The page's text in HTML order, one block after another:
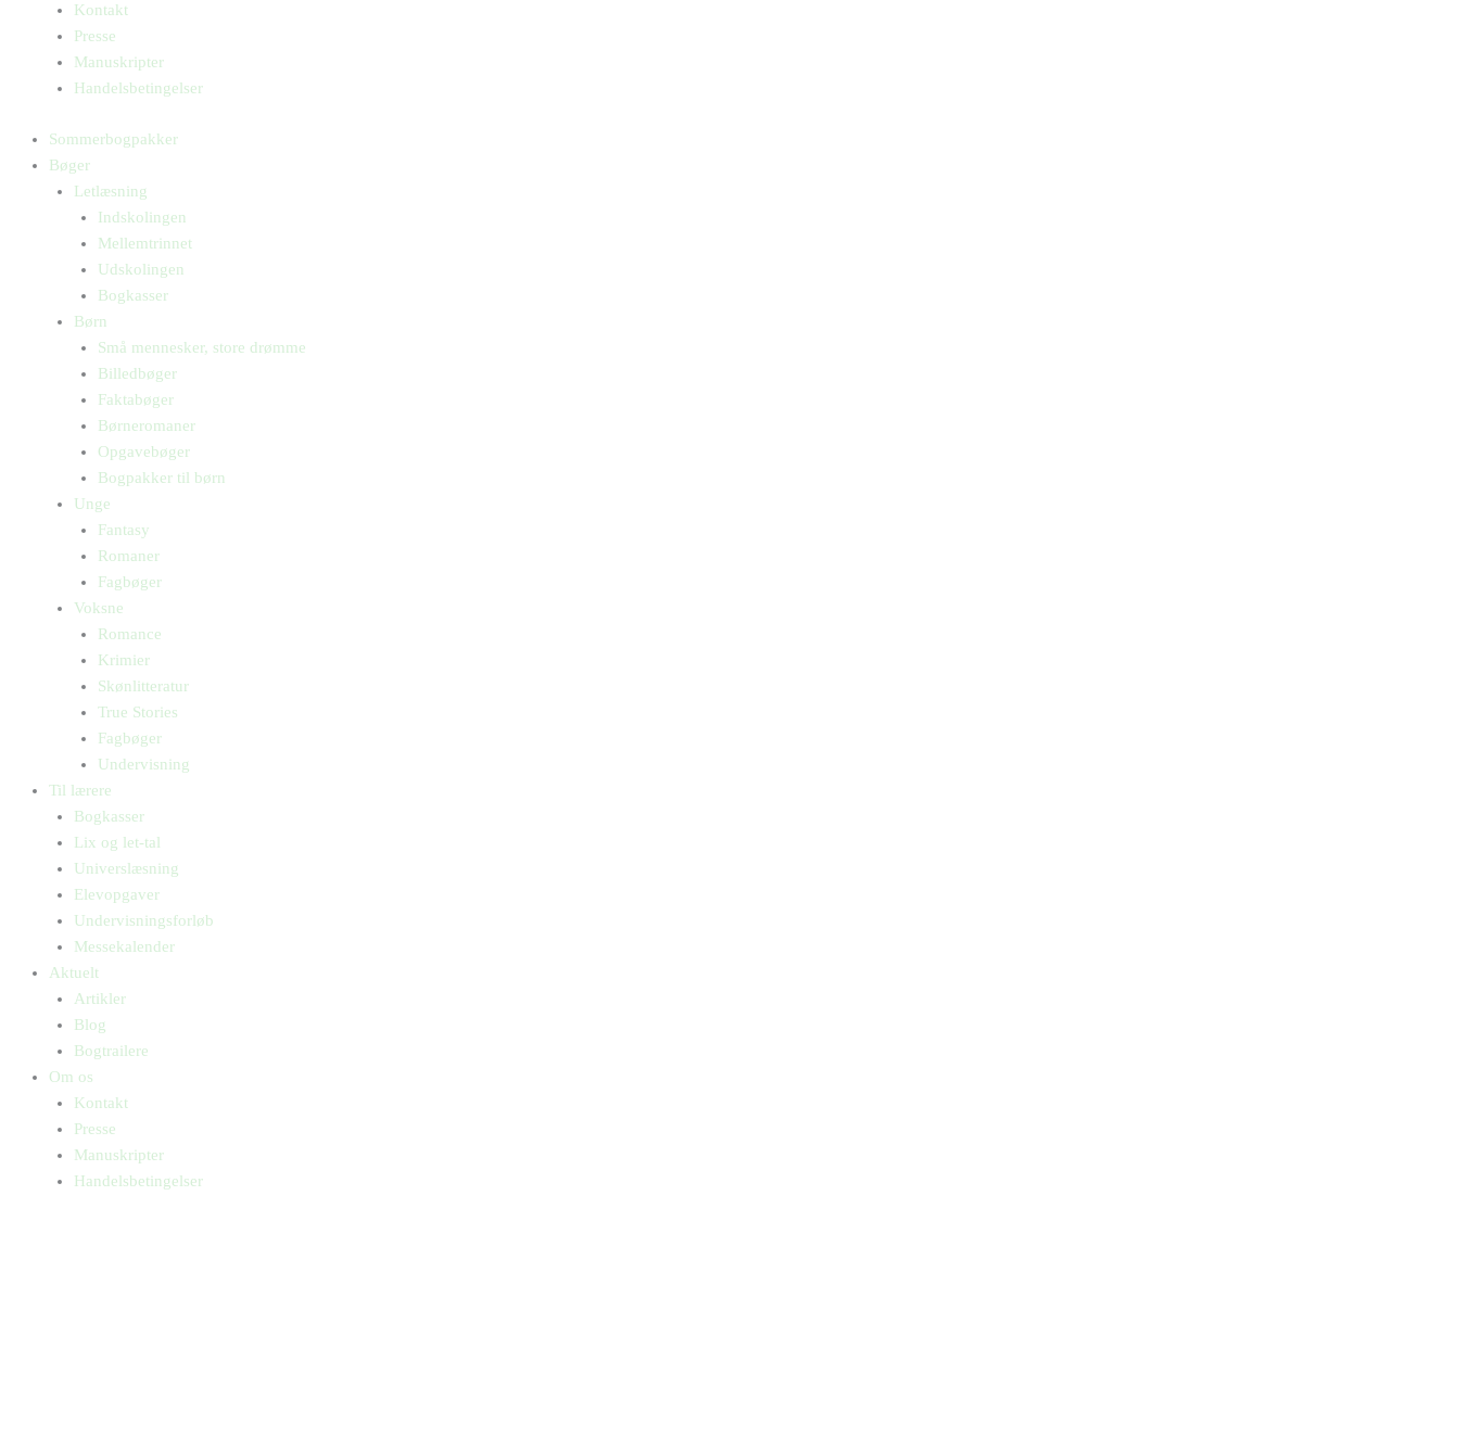
Kontakt
Presse
Manuskripter
Handelsbetingelser
Sommerbogpakker
Bøger
Letlæsning
Indskolingen
Mellemtrinnet
Udskolingen
Bogkasser
Børn
Små mennesker, store drømme
Billedbøger
Faktabøger
Børneromaner
Opgavebøger
Bogpakker til børn
Unge
Fantasy
Romaner
Fagbøger
Voksne
Romance
Krimier
Skønlitteratur
True Stories
Fagbøger
Undervisning
Til lærere
Bogkasser
Lix og let-tal
Universlæsning
Elevopgaver
Undervisningsforløb
Messekalender
Aktuelt
Artikler
Blog
Bogtrailere
Om os
Kontakt
Presse
Manuskripter
Handelsbetingelser